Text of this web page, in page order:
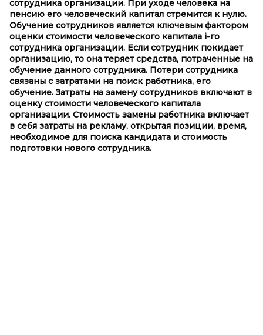
сотрудника организации. При уходе человека на
пенсию его человеческий капитал стремится к нулю.
Обучение сотрудников является ключевым фактором
оценки стоимости человеческого капитала i-го
сотрудника организации. Если сотрудник покидает
организацию, то она теряет средства, потраченные на
обучение данного сотрудника. Потери сотрудника
связаны с затратами на поиск работника, его
обучение. Затраты на замену сотрудников включают в
оценку стоимости человеческого капитала
организации. Стоимость замены работника включает
в себя затраты на рекламу, открытая позиции, время,
необходимое для поиска кандидата и стоимость
подготовки нового сотрудника.